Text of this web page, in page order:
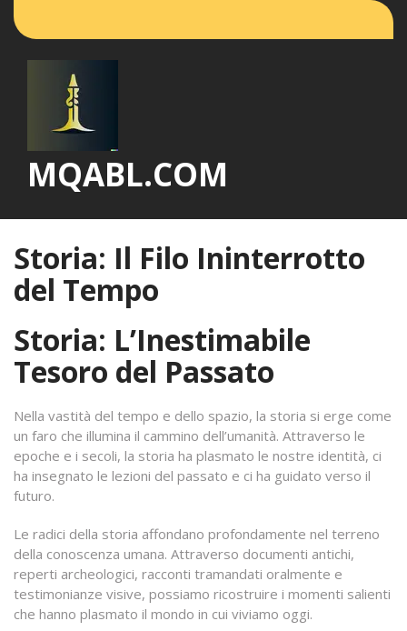
MQABL.COM
Storia: Il Filo Ininterrotto
del Tempo
Storia: L’Inestimabile
Tesoro del Passato
Nella vastità del tempo e dello spazio, la storia si erge come
un faro che illumina il cammino dell’umanità. Attraverso le
epoche e i secoli, la storia ha plasmato le nostre identità, ci
ha insegnato le lezioni del passato e ci ha guidato verso il
futuro.
Le radici della storia affondano profondamente nel terreno
della conoscenza umana. Attraverso documenti antichi,
reperti archeologici, racconti tramandati oralmente e
testimonianze visive, possiamo ricostruire i momenti salienti
che hanno plasmato il mondo in cui viviamo oggi.